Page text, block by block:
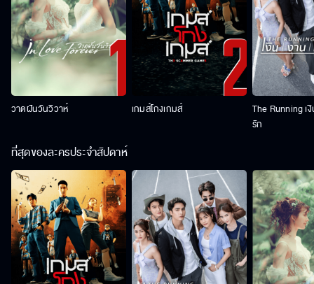
วาดฝันวันวิวาห์ เกมส์โกงเกมส์
The Running เ
รัก
ที่สุดของละครประจำสัปดาห์